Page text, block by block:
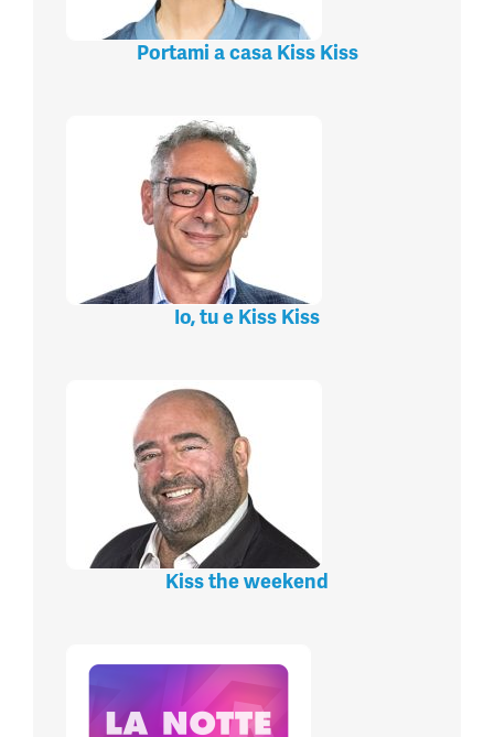
Portami a casa Kiss Kiss
Io, tu e Kiss Kiss
Kiss the weekend